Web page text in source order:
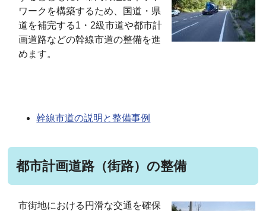
ワークを構築するため、国道・県
道を補完する1・2級市道や都市計
画道路などの幹線市道の整備を進
めます。
幹線市道の説明と整備事例
都市計画道路（街路）の整備
市街地における円滑な交通を確保